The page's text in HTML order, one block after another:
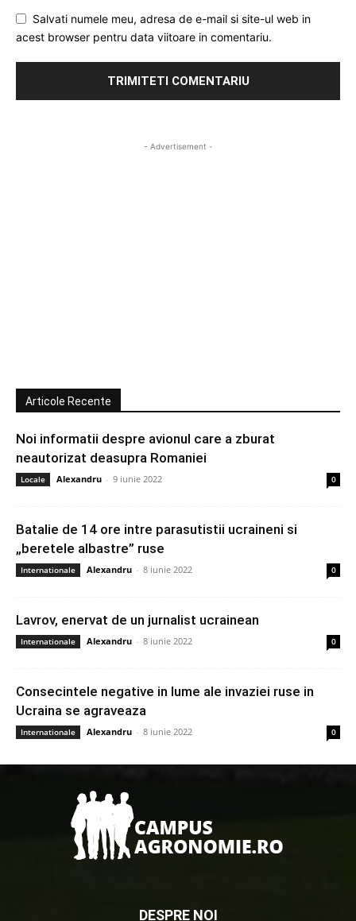
Salvati numele meu, adresa de e-mail si site-ul web in
acest browser pentru data viitoare in comentariu.
- Advertisement -
Articole Recente
Noi informatii despre avionul care a zburat
neautorizat deasupra Romaniei
Locale Alexandru - 9 iunie 2022 0
Batalie de 14 ore intre parasutistii ucraineni si
„beretele albastre” ruse
Internationale Alexandru - 8 iunie 2022 0
Lavrov, enervat de un jurnalist ucrainean
Internationale Alexandru - 8 iunie 2022 0
Consecintele negative in lume ale invaziei ruse in
Ucraina se agraveaza
Internationale Alexandru - 8 iunie 2022 0
DESPRE NOI